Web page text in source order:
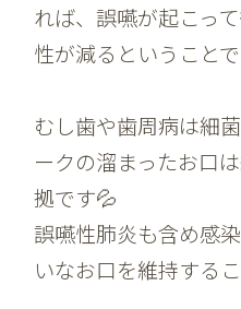
れば、誤嚥が起こっ
性が減るということで
むし歯や歯周病は細
ークの溜まったお口
拠です💦
誤嚥性肺炎も含め感
いなお口を維持する